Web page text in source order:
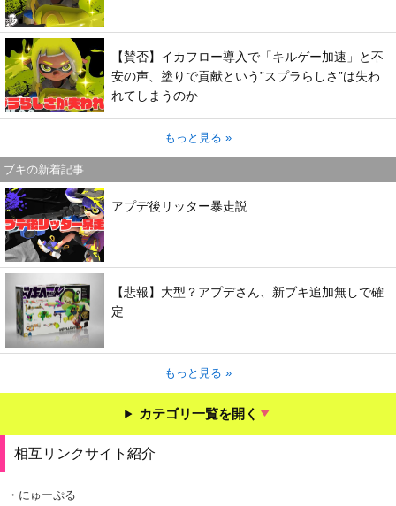
【賛否】イカフロー導入で「キルゲー加速」と不
安の声、塗りで貢献という”スプラらしさ”は失わ
れてしまうのか
もっと見る »
ブキの新着記事
アプデ後リッター暴走説
【悲報】大型？アプデさん、新ブキ追加無しで確
定
もっと見る »
カテゴリ一覧を開く
相互リンクサイト紹介
・にゅーぷる